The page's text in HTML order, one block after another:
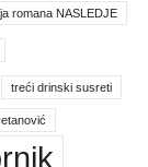
romana NASLEDJE
treći drinski susreti